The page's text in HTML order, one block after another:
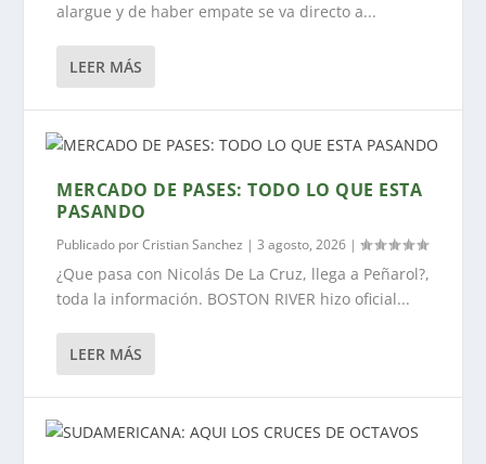
alargue y de haber empate se va directo a...
LEER MÁS
MERCADO DE PASES: TODO LO QUE ESTA
PASANDO
Publicado porCristian Sanchez |3 agosto, 2026 |
¿Que pasa con Nicolás De La Cruz, llega a Peñarol?,
toda la información. BOSTON RIVER hizo oficial...
LEER MÁS